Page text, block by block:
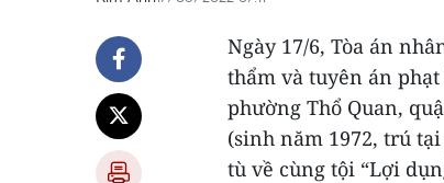
Ngày 17/6, Tòa án
thẩm và tuyên án
phường Thổ Quan,
(sinh năm 1972, trú
tù về cùng tội “Lợi